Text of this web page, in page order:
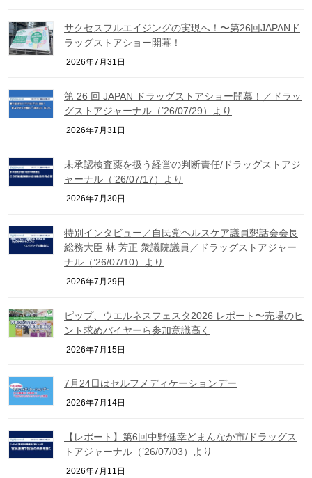
サクセスフルエイジングの実現へ！〜第26回JAPANド
ラッグストアショー開幕！
2026年7月31日
第 26 回 JAPAN ドラッグストアショー開幕！／ドラッ
グストアジャーナル（’26/07/29）より
2026年7月31日
未承認検査薬を扱う経営の判断責任/ドラッグストアジ
ャーナル（’26/07/17）より
2026年7月30日
特別インタビュー／自民党ヘルスケア議員懇話会会長
総務大臣 林 芳正 衆議院議員／ドラッグストアジャー
ナル（’26/07/10）より
2026年7月29日
ピップ、ウエルネスフェスタ2026 レポート〜売場のヒ
ント求めバイヤーら参加意識高く
2026年7月15日
7月24日はセルフメディケーションデー
2026年7月14日
【レポート】第6回中野健幸どまんなか市/ドラッグス
トアジャーナル（’26/07/03）より
2026年7月11日